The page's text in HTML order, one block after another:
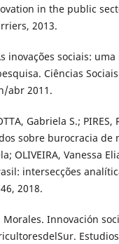
in the public
2013.
inovações sociais:
Ciências
abr 2011.
Gabriela S.; PIRES,
sobre burocracia de
OLIVEIRA, Vanessa
intersecções
2018.
Morales. Innovación